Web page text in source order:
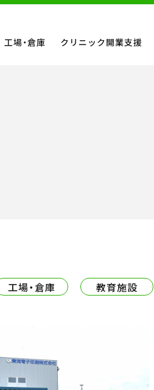
工場・倉庫 クリニック開業支援
工場・倉庫 教育施設